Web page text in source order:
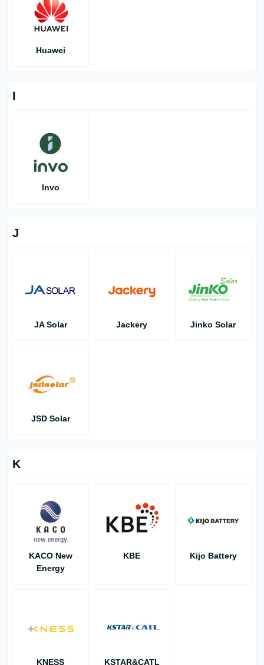
Huawei
I
Invo
J
JA Solar Jackery Jinko Solar
JSD Solar
K
KACO New
Energy
KBE Kijo Battery
KNESS KSTAR&CATL